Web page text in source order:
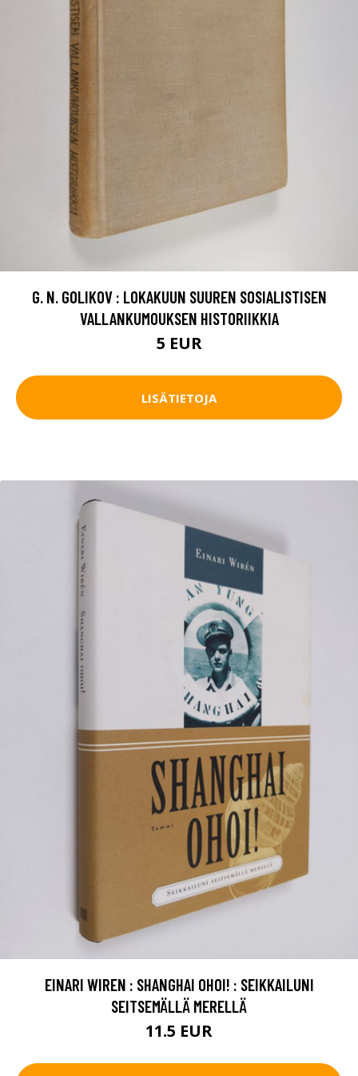
G. N. GOLIKOV : LOKAKUUN SUUREN SOSIALISTISEN
VALLANKUMOUKSEN HISTORIIKKIA
5 EUR
LISÄTIETOJA
EINARI WIREN : SHANGHAI OHOI! : SEIKKAILUNI
SEITSEMÄLLÄ MERELLÄ
11.5 EUR